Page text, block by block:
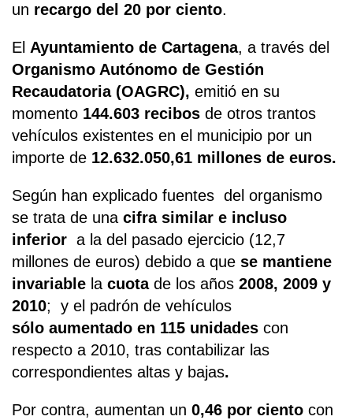
un recargo del 20 por ciento.
El Ayuntamiento de Cartagena, a través del
Organismo Autónomo de Gestión
Recaudatoria (OAGRC), emitió en su
momento 144.603 recibos de otros trantos
vehículos existentes en el municipio por un
importe de 12.632.050,61 millones de euros.
Según han explicado fuentes del organismo
se trata de una cifra similar e incluso
inferior a la del pasado ejercicio (12,7
millones de euros) debido a que se mantiene
invariable lacuota de los años 2008, 2009 y
2010; y el padrón de vehículos
sólo aumentado en 115 unidades con
respecto a 2010, tras contabilizar las
correspondientes altas y bajas.
Por contra, aumentan un 0,46 por ciento con